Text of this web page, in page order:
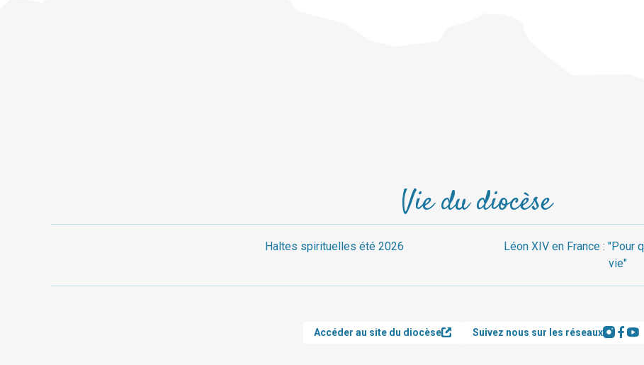
Vie du diocèse
Haltes spirituelles été 2026
Léon XIV en France : "Pour
vie"
Accéder au site du diocèse Suivez nous sur les réseaux